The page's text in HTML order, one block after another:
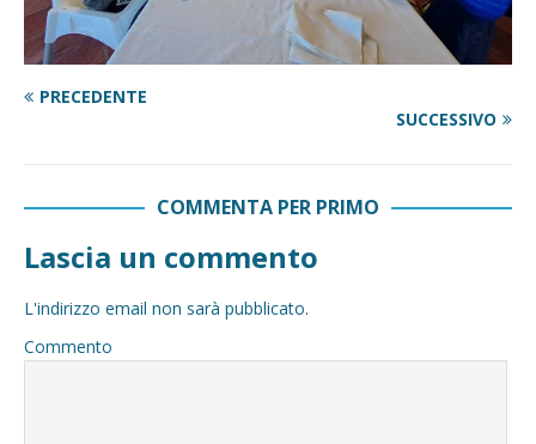
PRECEDENTE
SUCCESSIVO
COMMENTA PER PRIMO
Lascia un commento
L'indirizzo email non sarà pubblicato.
Commento